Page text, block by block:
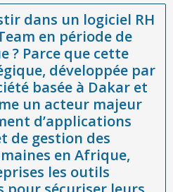
RH comme SmartTeam en
Parce que cette solution
société basée à Dakar
majeur du développement
de gestion des Ressources
entreprises les outils
leurs données, piloter leur capital
l’incertitude en levier de
dans un logiciel RH
en période de
? Parce que cette
développée par
basée à Dakar et
un acteur majeur
d’applications
de gestion des
en Afrique,
les outils